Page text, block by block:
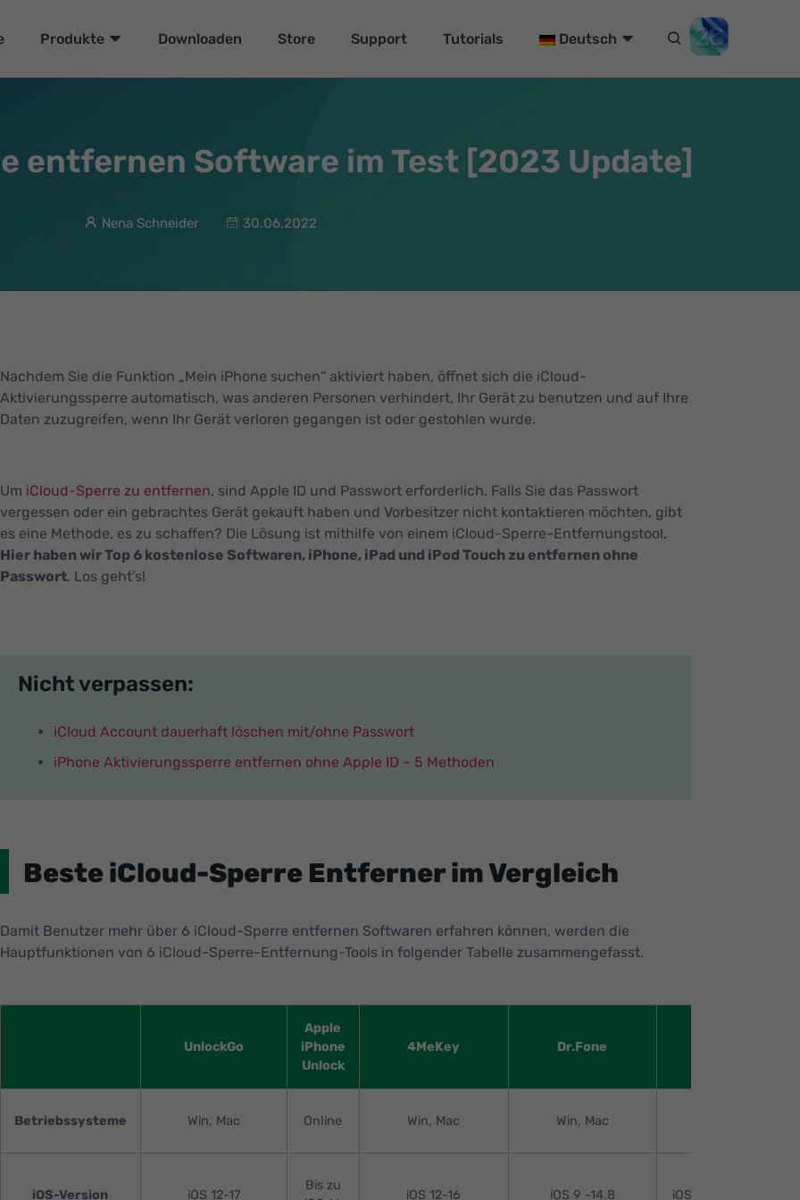
Produkte Downloaden Store Support Tutorials Deutsch
entfernen Software im Test [2023 Update]
Nena Schneider 30.06.2022
Nachdem Sie die Funktion „Mein iPhone suchen“ aktiviert haben, öffnet sich die iCloud-
Aktivierungssperre automatisch, was anderen Personen verhindert, Ihr Gerät zu benutzen und auf Ihre
Daten zuzugreifen, wenn Ihr Gerät verloren gegangen ist oder gestohlen wurde.
Um iCloud-Sperre zu entfernen, sind Apple ID und Passwort erforderlich. Falls Sie das Passwort
vergessen oder ein gebrachtes Gerät gekauft haben und Vorbesitzer nicht kontaktieren möchten, gibt
es eine Methode, es zu schaffen? Die Lösung ist mithilfe von einem iCloud-Sperre-Entfernungstool.
Hier haben wir Top 6 kostenlose Softwaren, iPhone, iPad und iPod Touch zu entfernen ohne
Passwort. Los geht’s!
Nicht verpassen:
iCloud Account dauerhaft löschen mit/ohne Passwort
iPhone Aktivierungssperre entfernen ohne Apple ID – 5 Methoden
Beste iCloud-Sperre Entferner im Vergleich
Damit Benutzer mehr über 6 iCloud-Sperre entfernen Softwaren erfahren können, werden die
Hauptfunktionen von 6 iCloud-Sperre-Entfernung-Tools in folgender Tabelle zusammengefasst.
UnlockGo
Apple
iPhone
Unlock
4MeKey Dr.Fone
Betriebssysteme Win, Mac Online Win, Mac Win, Mac
iOS-Version iOS 12-17
Bis zu
iOS 12-16 iOS 9 -14.8 iOS 12.3 oder höher